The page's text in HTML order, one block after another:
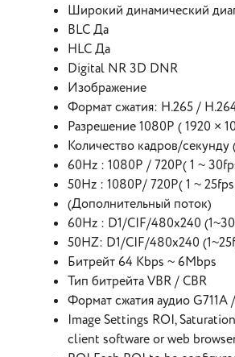
Широкий динамический
BLC Да
HLC Да
Digital NR 3D DNR
Изображение
Формат сжатия: H.265 /
Разрешение 1080P ( 1920 ×
Количество кадров/секунду
60Hz : 1080P / 720P( 1 ~
50Hz : 1080P/ 720P( 1 ~
(Дополнительный поток)
60Hz : D1/CIF/480x240
50HZ: D1/CIF/480x240
Битрейт 64 Kbps ~ 6Mbps
Тип битрейта VBR / CBR
Формат сжатия аудио G711A
Image Settings ROI,
client software or web